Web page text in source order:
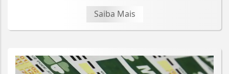
Saiba Mais